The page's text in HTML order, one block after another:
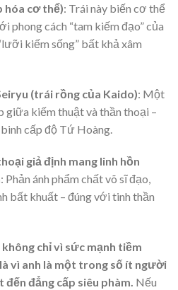
hóa cơ thể): Trái này biến cơ thể
phong cách “tam kiếm đạo” của
kiếm sống” bất khả xâm
(trái rồng của Kaido): Một
giữa kiếm thuật và thần thoại –
cấp độ Tứ Hoàng.
giả định mang linh hồn
: Phản ánh phẩm chất võ sĩ đạo,
bất khuất – đúng với tinh thần
chỉ vì sức mạnh tiềm
vì anh là một trong số ít người
đến đẳng cấp siêu phàm. Nếu